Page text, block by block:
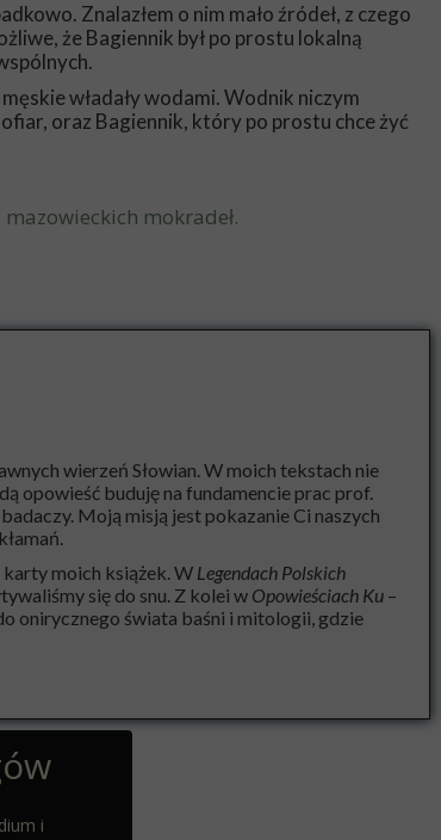
wierzeń Słowian. W moich tekstach nie
opowieść buduję na fundamencie prac prof.
Moją misją jest pokazanie Ci naszych
moich książek. W Legendach Polskich
się do snu. Z kolei w Opowieściach Ku –
onirycznego świata baśni i mitologii, gdzie
i
Znalazłem o nim mało źródeł, z czego
że Bagiennik był po prostu lokalną
władały wodami. Wodnik niczym
oraz Bagiennik, który po prostu chce żyć
mokradeł.